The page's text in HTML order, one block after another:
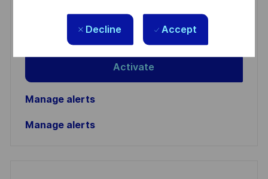
Decline Accept
Review and agree to the terms of processing
personal information
Activate
Manage alerts
Manage alerts